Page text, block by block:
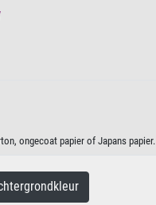
ongecoat papier of Japans papier.